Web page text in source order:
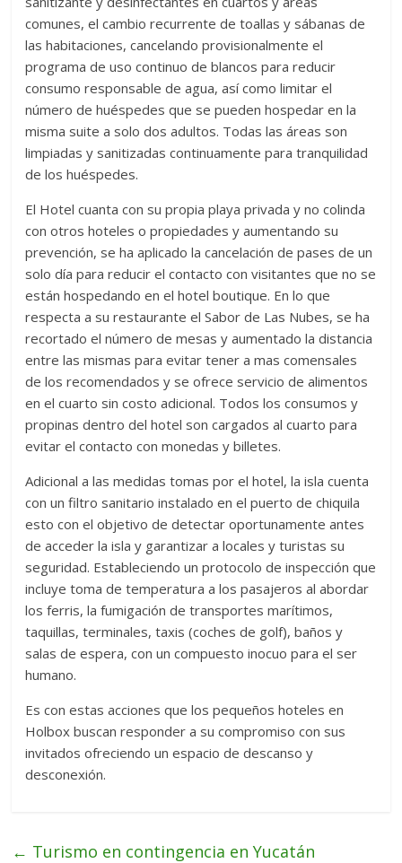
comunes, el cambio recurrente de toallas y sábanas de
las habitaciones, cancelando provisionalmente el
programa de uso continuo de blancos para reducir
consumo responsable de agua, así como limitar el
número de huéspedes que se pueden hospedar en la
misma suite a solo dos adultos. Todas las áreas son
limpiadas y sanitizadas continuamente para tranquilidad
de los huéspedes.
El Hotel cuanta con su propia playa privada y no colinda
con otros hoteles o propiedades y aumentando su
prevención, se ha aplicado la cancelación de pases de un
solo día para reducir el contacto con visitantes que no se
están hospedando en el hotel boutique. En lo que
respecta a su restaurante el Sabor de Las Nubes, se ha
recortado el número de mesas y aumentado la distancia
entre las mismas para evitar tener a mas comensales
de los recomendados y se ofrece servicio de alimentos
en el cuarto sin costo adicional. Todos los consumos y
propinas dentro del hotel son cargados al cuarto para
evitar el contacto con monedas y billetes.
Adicional a las medidas tomas por el hotel, la isla cuenta
con un filtro sanitario instalado en el puerto de chiquila
esto con el objetivo de detectar oportunamente antes
de acceder la isla y garantizar a locales y turistas su
seguridad. Estableciendo un protocolo de inspección que
incluye toma de temperatura a los pasajeros al abordar
los ferris, la fumigación de transportes marítimos,
taquillas, terminales, taxis (coches de golf), baños y
salas de espera, con un compuesto inocuo para el ser
humano.
Es con estas acciones que los pequeños hoteles en
Holbox buscan responder a su compromiso con sus
invitados ofreciendo un espacio de descanso y
desconexión.
← Turismo en contingencia en Yucatán